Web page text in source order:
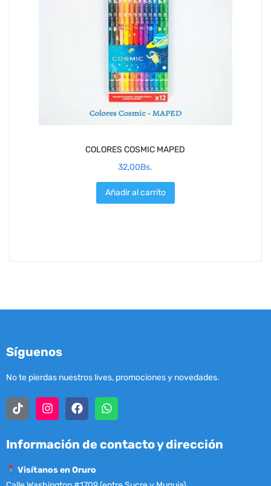
COLORES COSMIC MAPED
32,00Bs.
Añadir al carrito
Síguenos
No te pierdas nuestros lives, promociones y novedades.
Información de contacto y dirección
Visítanos en Oruro